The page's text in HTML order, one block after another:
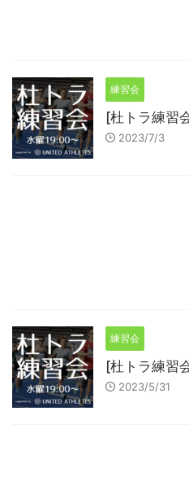
練習会
[杜トラ練習
2023/7/3
練習会
[杜トラ練習
2023/5/31